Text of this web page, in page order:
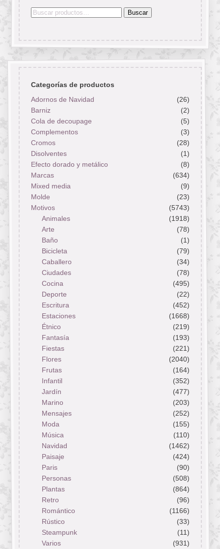
Buscar
Buscar
Categorías de productos
Adornos de Navidad
(26)
Barniz
(2)
Cola de decoupage
(5)
Complementos
(3)
Cromos
(28)
Disolventes
(1)
Efecto dorado y metálico
(8)
Marcas
(634)
Mixed media
(9)
Molde
(23)
Motivos
(5743)
Animales
(1918)
Arte
(78)
Baño
(1)
Bicicleta
(79)
Caballero
(34)
Ciudades
(78)
Cocina
(495)
Deporte
(22)
Escritura
(452)
Estaciones
(1668)
Étnico
(219)
Fantasía
(193)
Fiestas
(221)
Flores
(2040)
Frutas
(164)
Infantil
(352)
Jardín
(477)
Marino
(203)
Mensajes
(252)
Moda
(155)
Música
(110)
Navidad
(1462)
Paisaje
(424)
Paris
(90)
Personas
(508)
Plantas
(864)
Retro
(96)
Romántico
(1166)
Rústico
(33)
Steampunk
(11)
Varios
(931)